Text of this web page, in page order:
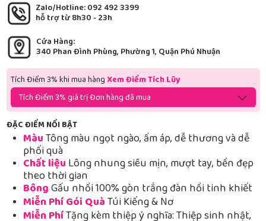
Zalo/Hotline: 092 492 3399
hỗ trợ từ 8h30 - 23h
Cửa Hàng:
340 Phan Đình Phùng, Phường 1, Quận Phú Nhuận
Tích Điểm 3% khi mua hàng Xem Điểm Tích Lũy
Tích Điểm 3% giá trị Đơn hàng đã mua
ĐẶC ĐIỂM NỔI BẬT
MàuTông màu ngọt ngào, ấm áp, dễ thương và dễ
phối quà
Chất liệu Lông nhung siêu mịn, mượt tay, bền đẹp
theo thời gian
BôngGấu nhồi 100% gòn trắng đàn hồi tinh khiết
Miễn Phí Gói QuàTúi Kiếng & Nơ
Miễn PhíTặng kèm thiệp ý nghĩa: Thiệp sinh nhật,